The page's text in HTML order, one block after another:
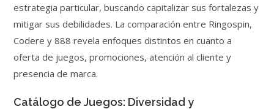
estrategia particular, buscando capitalizar sus fortalezas y
mitigar sus debilidades. La comparación entre Ringospin,
Codere y 888 revela enfoques distintos en cuanto a
oferta de juegos, promociones, atención al cliente y
presencia de marca.
Catálogo de Juegos: Diversidad y